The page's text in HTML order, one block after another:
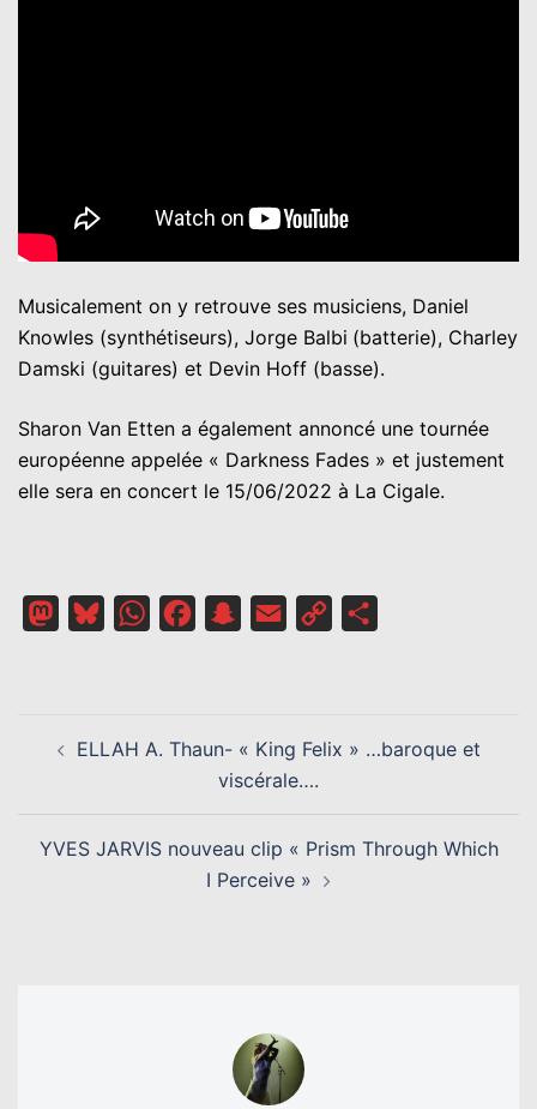
Musicalement on y retrouve ses musiciens, Daniel
Knowles (synthétiseurs), Jorge Balbi (batterie), Charley
Damski (guitares) et Devin Hoff (basse).
Sharon Van Etten a également annoncé une tournée
européenne appelée « Darkness Fades » et justement
elle sera en concert le 15/06/2022 à La Cigale.
MastodonBlueskyWhatsAppFacebookSnapchat
Email
Copy
D’ARTICLE
ELLAH A. Thaun- « King Felix » …baroque et
viscérale….
YVES JARVIS nouveau clip « Prism Through Which
I Perceive »